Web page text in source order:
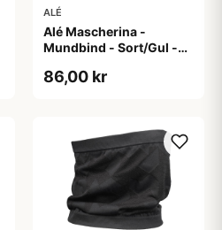
ALÉ
Alé Mascherina -
Mundbind - Sort/Gul -
86,00 kr